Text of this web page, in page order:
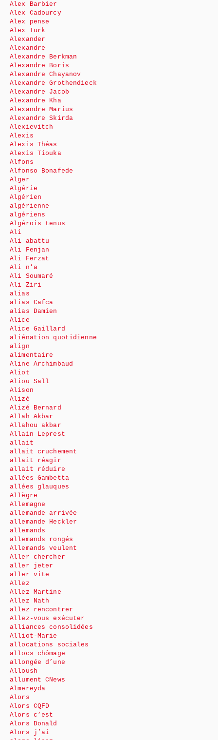
Alex Barbier
Alex Cadourcy
Alex pense
Alex Türk
Alexander
Alexandre
Alexandre Berkman
Alexandre Boris
Alexandre Chayanov
Alexandre Grothendieck
Alexandre Jacob
Alexandre Kha
Alexandre Marius
Alexandre Skirda
Alexievitch
Alexis
Alexis Théas
Alexis Tiouka
Alfons
Alfonso Bonafede
Alger
Algérie
Algérien
algérienne
algériens
Algérois tenus
Ali
Ali abattu
Ali Fenjan
Ali Ferzat
Ali n’a
Ali Soumaré
Ali Ziri
alias
alias Cafca
alias Damien
Alice
Alice Gaillard
aliénation quotidienne
align
alimentaire
Aline Archimbaud
Aliot
Aliou Sall
Alison
Alizé
Alizé Bernard
Allah Akbar
Allahou akbar
Allain Leprest
allait
allait cruchement
allait réagir
allait réduire
allées Gambetta
allées glauques
Allègre
Allemagne
allemande arrivée
allemande Heckler
allemands
allemands rongés
Allemands veulent
Aller chercher
aller jeter
aller vite
Allez
Allez Martine
Allez Nath
allez rencontrer
Allez-vous exécuter
alliances consolidées
Alliot-Marie
allocations sociales
allocs chômage
allongée d’une
Alloush
allument CNews
Almereyda
Alors
Alors CQFD
Alors c’est
Alors Donald
Alors j’ai